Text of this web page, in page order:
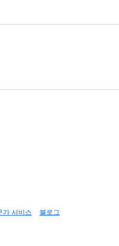
가 서비스 블로그